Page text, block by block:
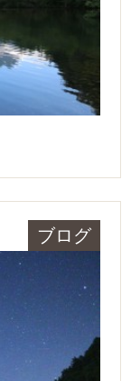
ブログ